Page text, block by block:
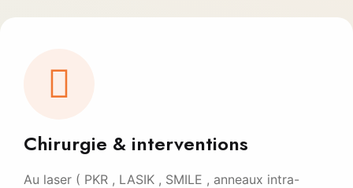
Chirurgie & interventions
Au laser ( PKR , LASIK , SMILE , anneaux intra-